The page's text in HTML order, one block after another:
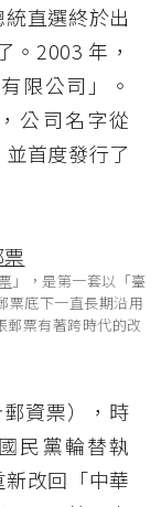
直選終於出
。2003 年，
限公司」。
公司名字從
並首度發行了
」，是第一套以「臺
票底下一直長期沿用
郵票有著跨時代的改
資票），時
民黨輪替執
改回「中華